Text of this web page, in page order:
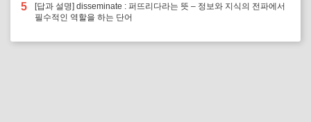
5
[답과 설명] disseminate : 퍼뜨리다라는 뜻 – 정보와 지식의 전파에서
필수적인 역할을 하는 단어